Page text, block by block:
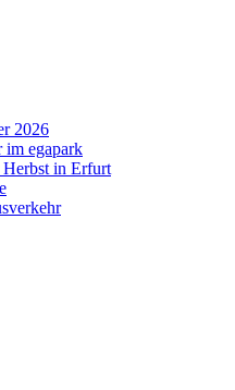
2026
im egapark
Herbst in Erfurt